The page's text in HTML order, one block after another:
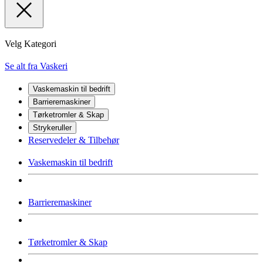
Velg Kategori
Se alt fra Vaskeri
Vaskemaskin til bedrift
Barrieremaskiner
Tørketromler & Skap
Strykeruller
Reservedeler & Tilbehør
Vaskemaskin til bedrift
Barrieremaskiner
Tørketromler & Skap